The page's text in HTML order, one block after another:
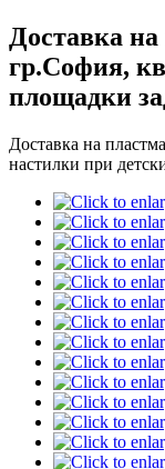
Доставка
гр.София,
площадки
Доставка на
настилки при